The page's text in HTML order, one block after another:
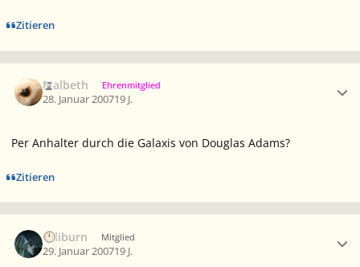
Zitieren
Malbeth Ehrenmitglied
28. Januar 200719 J.
Per Anhalter durch die Galaxis von Douglas Adams?
Zitieren
caliburn Mitglied
29. Januar 200719 J.